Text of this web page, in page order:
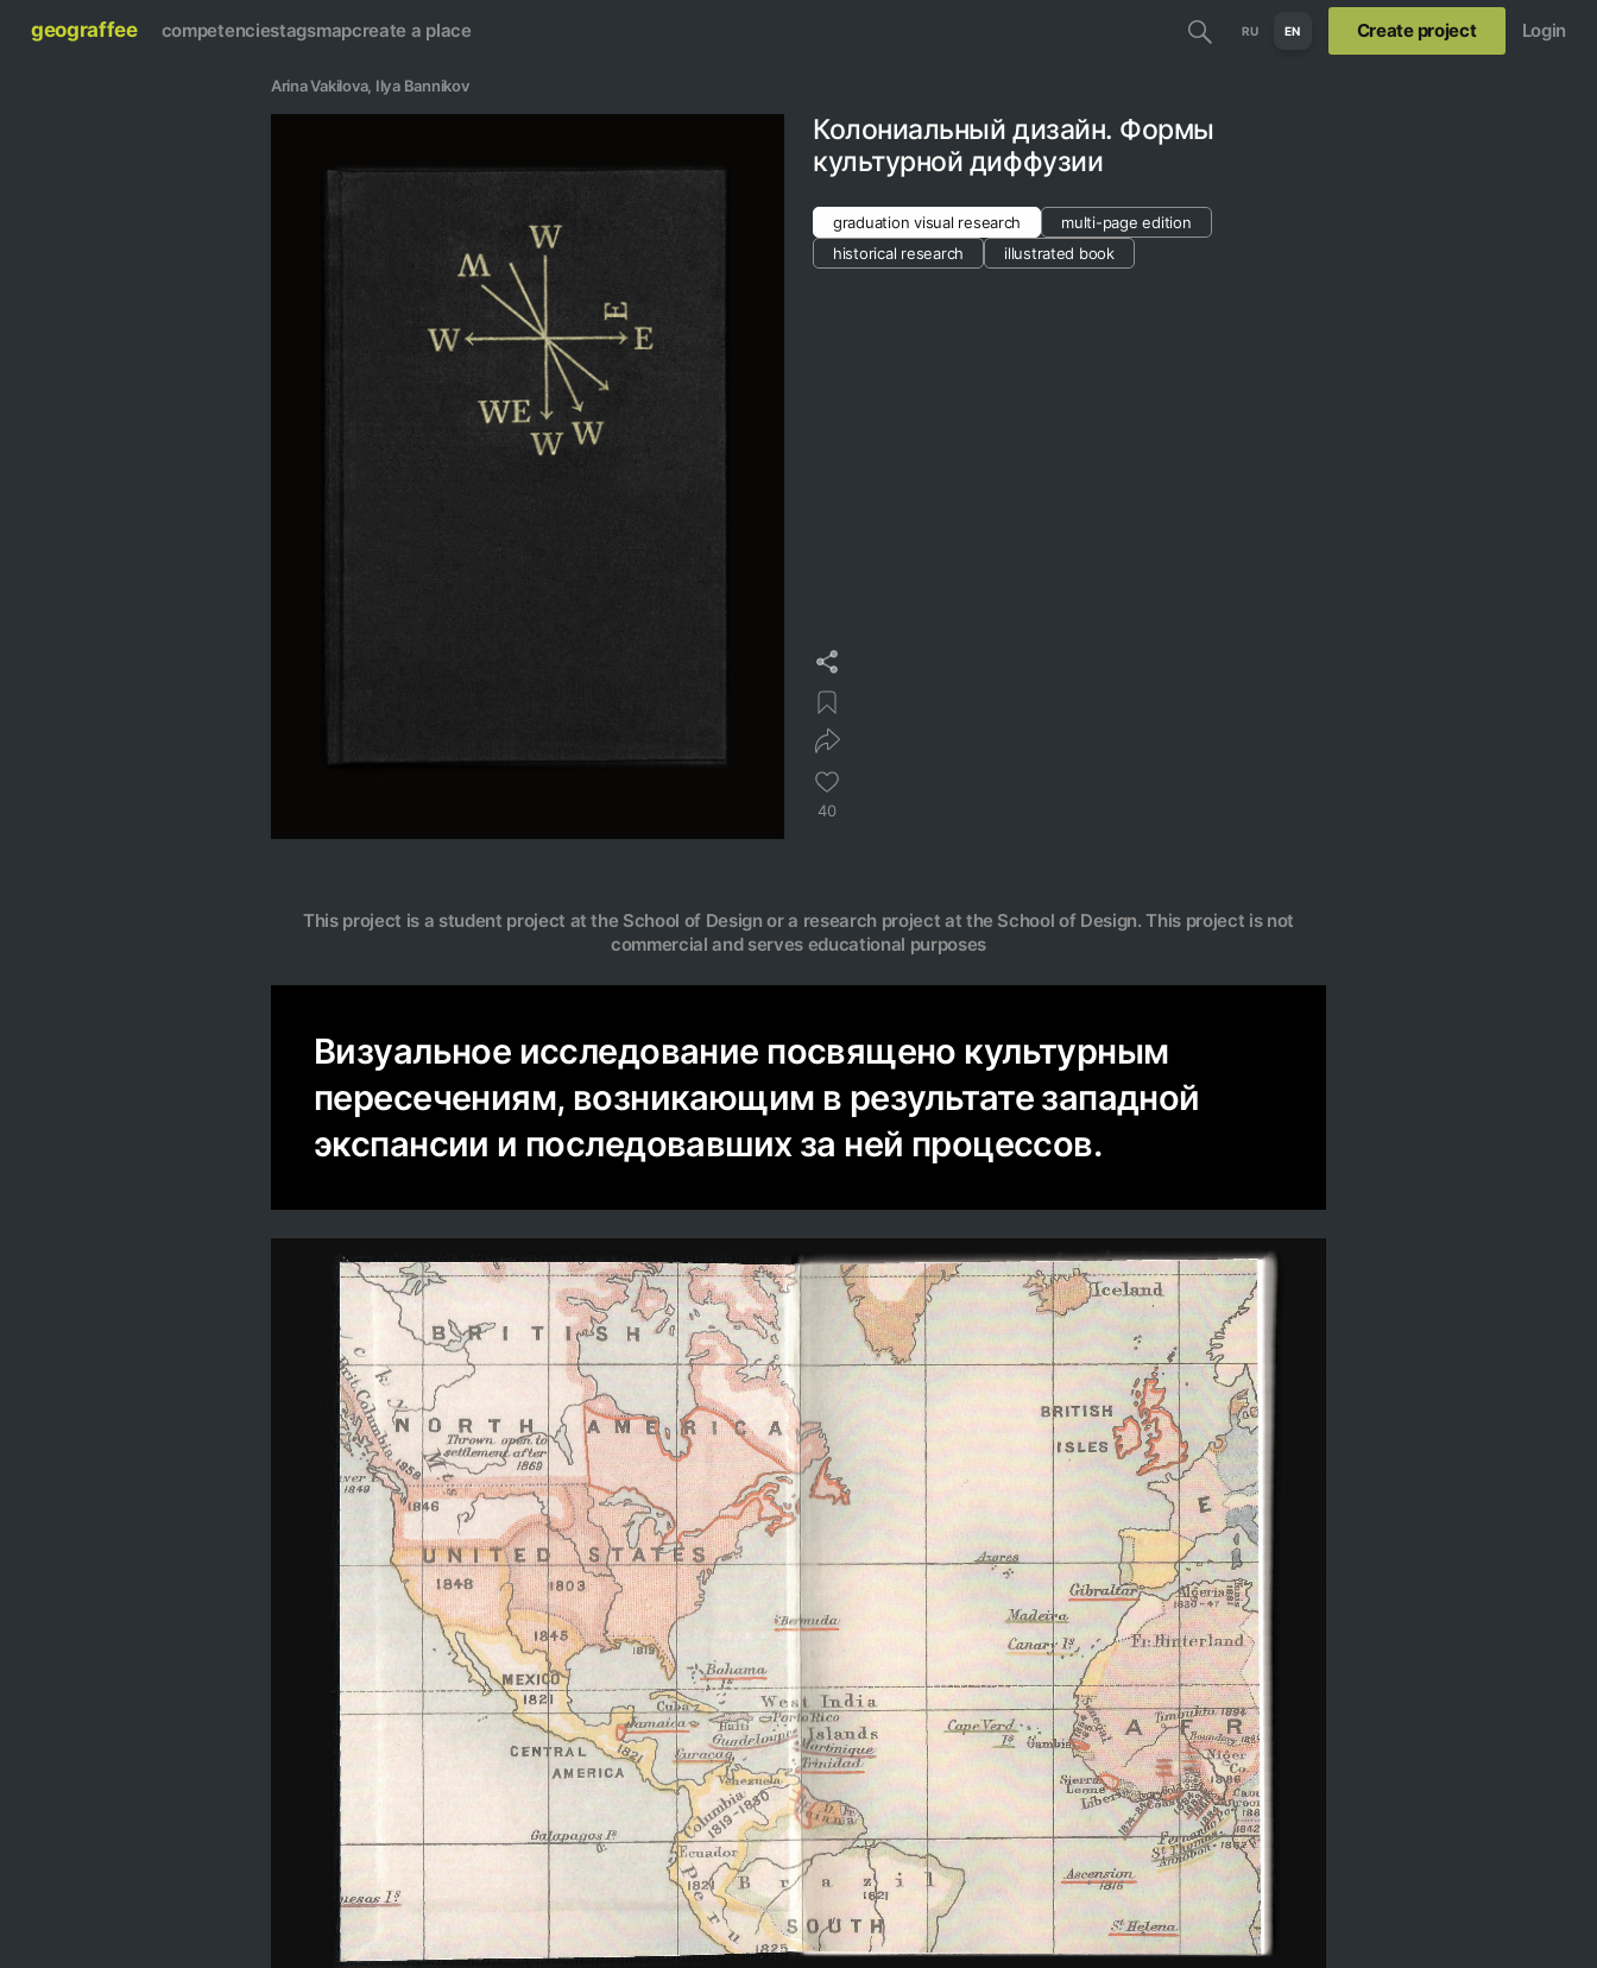
geograffee competenciestagsmapcreate a place RU EN Create project Login
Arina Vakilova, Ilya Bannikov
Колониальный дизайн. Формы
культурной диффузии
graduation visual research
multi-page edition
historical research
illustrated book
40
This project is a student project at the School of Design or a research project at the School of Design. This project is not
commercial and serves educational purposes
Визуальное исследование посвящено культурным
пересечениям, возникающим в результате западной
экспансии и последовавших за ней процессов.